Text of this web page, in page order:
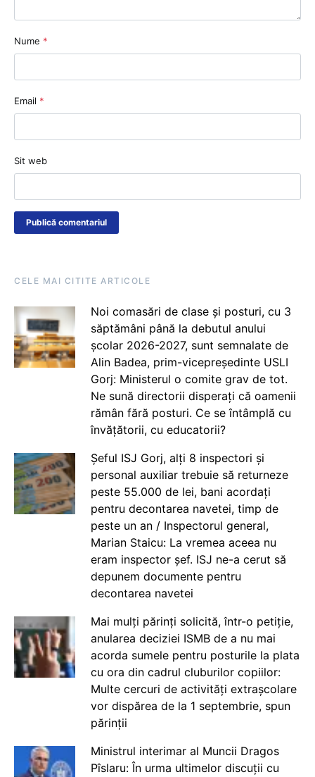
Nume *
Email *
Sit web
CELE MAI CITITE ARTICOLE
Noi comasări de clase și posturi, cu 3
săptămâni până la debutul anului
școlar 2026-2027, sunt semnalate de
Alin Badea, prim-vicepreședinte USLI
Gorj: Ministerul o comite grav de tot.
Ne sună directorii disperați că oamenii
rămân fără posturi. Ce se întâmplă cu
învățătorii, cu educatorii?
Șeful ISJ Gorj, alți 8 inspectori și
personal auxiliar trebuie să returneze
peste 55.000 de lei, bani acordați
pentru decontarea navetei, timp de
peste un an / Inspectorul general,
Marian Staicu: La vremea aceea nu
eram inspector șef. ISJ ne-a cerut să
depunem documente pentru
decontarea navetei
Mai mulți părinți solicită, într-o petiție,
anularea deciziei ISMB de a nu mai
acorda sumele pentru posturile la plata
cu ora din cadrul cluburilor copiilor:
Multe cercuri de activități extrașcolare
vor dispărea de la 1 septembrie, spun
părinții
Ministrul interimar al Muncii Dragos
Pîslaru: În urma ultimelor discuții cu